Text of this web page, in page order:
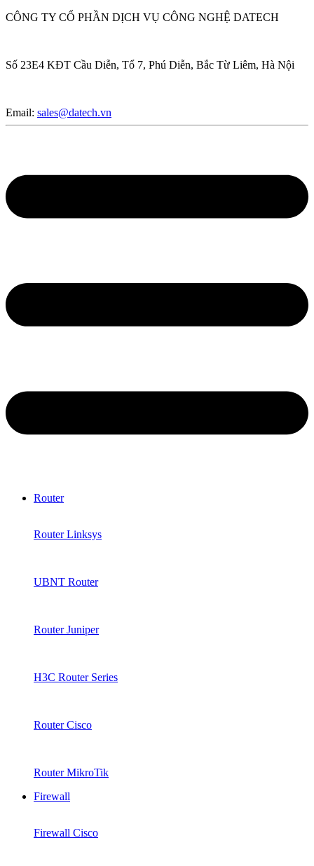
CÔNG TY CỔ PHẦN DỊCH VỤ CÔNG NGHỆ DATECH
Số 23E4 KĐT Cầu Diễn, Tổ 7, Phú Diễn, Bắc Từ Liêm, Hà Nội
Email: sales@datech.vn
Router
Router Linksys
UBNT Router
Router Juniper
H3C Router Series
Router Cisco
Router MikroTik
Firewall
Firewall Cisco